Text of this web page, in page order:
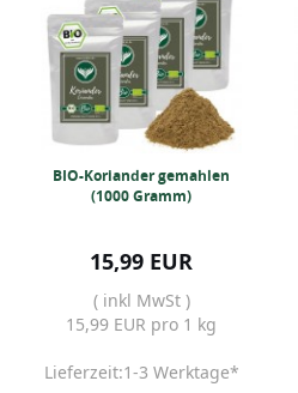
BIO-Koriander gemahlen
(1000 Gramm)
15,99 EUR
( inkl MwSt )
15,99 EUR pro 1 kg
Lieferzeit:1-3 Werktage*